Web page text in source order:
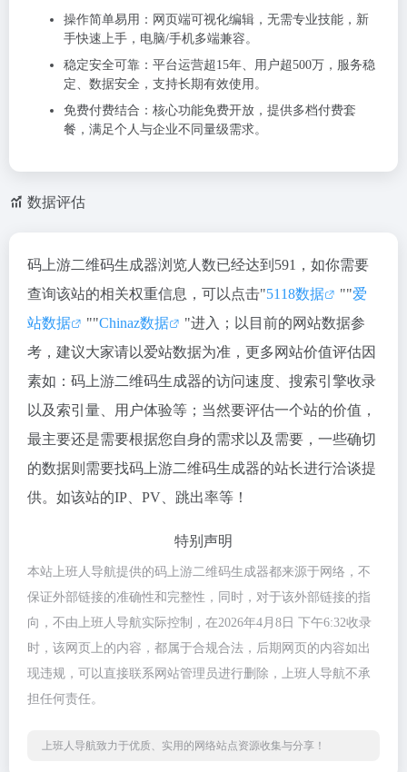
操作简单易用 ：网页端可视化编辑，无需专业技能，新
手快速上手，电脑/手机多端兼容。
稳定安全可靠 ：平台运营超15年、用户超500万，服务稳
定、数据安全，支持长期有效使用。
免费付费结合 ：核心功能免费开放，提供多档付费套
餐，满足个人与企业不同量级需求。
数据评估
码上游二维码生成器浏览人数已经达到591，如你需要
查询该站的相关权重信息，可以点击"5118数据 ""爱
站数据
""Chinaz数据
"进入；以目前的网站数据参
考，建议大家请以爱站数据为准，更多网站价值评估因
素如：码上游二维码生成器的访问速度、搜索引擎收录
以及索引量、用户体验等；当然要评估一个站的价值，
最主要还是需要根据您自身的需求以及需要，一些确切
的数据则需要找码上游二维码生成器的站长进行洽谈提
供。如该站的IP、PV、跳出率等！
特别声明
本站上班人导航提供的码上游二维码生成器都来源于网络，不
保证外部链接的准确性和完整性，同时，对于该外部链接的指
向，不由上班人导航实际控制，在2026年4月8日 下午6:32收录
时，该网页上的内容，都属于合规合法，后期网页的内容如出
现违规，可以直接联系网站管理员进行删除，上班人导航不承
担任何责任。
上班人导航致力于优质、实用的网络站点资源收集与分享！